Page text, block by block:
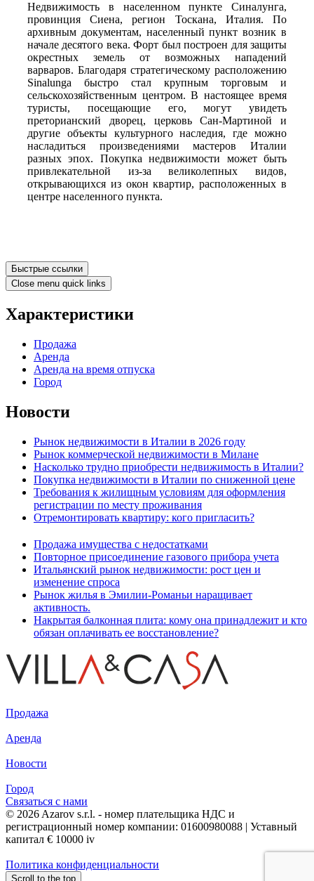
Недвижимость в населенном пункте Синалунга,
провинция Сиена, регион Тоскана, Италия. По
архивным документам, населенный пункт возник в
начале десятого века. Форт был построен для защиты
окрестных земель от возможных нападений
варваров. Благодаря стратегическому расположению
Sinalunga быстро стал крупным торговым и
сельскохозяйственным центром. В настоящее время
туристы, посещающие его, могут увидеть
преторианский дворец, церковь Сан-Мартиной и
другие объекты культурного наследия, где можно
насладиться произведениями мастеров Италии
разных эпох. Покупка недвижимости может быть
привлекательной из-за великолепных видов,
открывающихся из окон квартир, расположенных в
центре населенного пункта.
Быстрые ссылки
Close menu quick links
Характеристики
Продажа
Аренда
Аренда на время отпуска
Город
Новости
Рынок недвижимости в Италии в 2026 году
Рынок коммерческой недвижимости в Милане
Насколько трудно приобрести недвижимость в Италии?
Покупка недвижимости в Италии по сниженной цене
Требования к жилищным условиям для оформления
регистрации по месту проживания
Отремонтировать квартиру: кого пригласить?
Продажа имущества с недостатками
Повторное присоединение газового прибора учета
Итальянский рынок недвижимости: рост цен и
изменение спроса
Рынок жилья в Эмилии-Романьи наращивает
активность.
Накрытая балконная плита: кому она принадлежит и кто
обязан оплачивать ее восстановление?
Продажа
Аренда
Новости
Город
Связаться с нами
© 2026 Azarov s.r.l. - номер плательщика НДС и
регистрационный номер компании: 01600980088 | Уставный
капитал € 10000 iv
Политика конфиденциальности
Scroll to the top